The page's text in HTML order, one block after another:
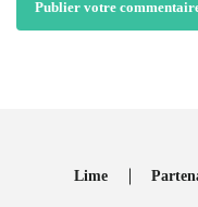
Publier votre
Lime